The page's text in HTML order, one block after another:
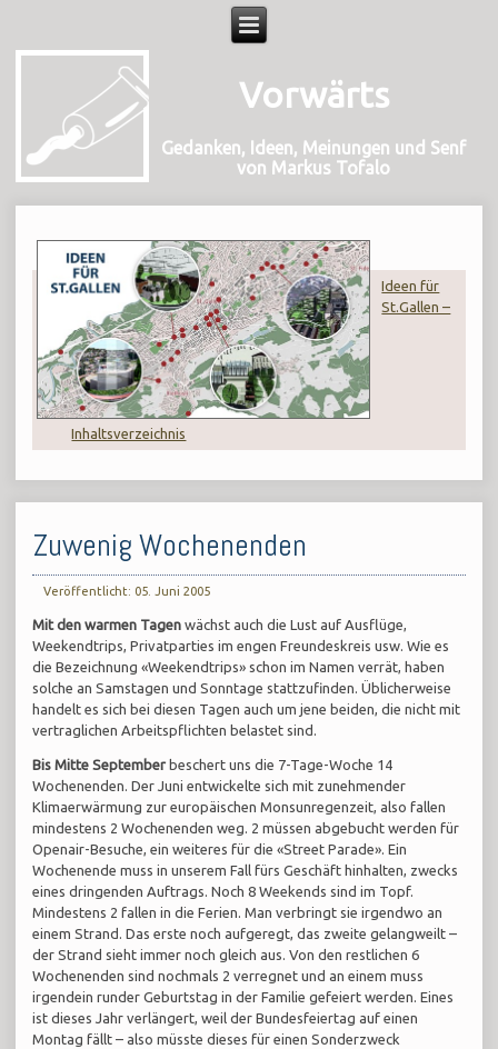
Vorwärts
Gedanken, Ideen, Meinungen und Senf
von Markus Tofalo
Ideen für
St.Gallen –
Inhaltsverzeichnis
Zuwenig Wochenenden
Veröffentlicht: 05. Juni 2005
Mit den warmen Tagen wächst auch die Lust auf Ausflüge,
Weekendtrips, Privatparties im engen Freundeskreis usw. Wie es
die Bezeichnung «Weekendtrips» schon im Namen verrät, haben
solche an Samstagen und Sonntage stattzufinden. Üblicherweise
handelt es sich bei diesen Tagen auch um jene beiden, die nicht mit
vertraglichen Arbeitspflichten belastet sind.
Bis Mitte September beschert uns die 7-Tage-Woche 14
Wochenenden. Der Juni entwickelte sich mit zunehmender
Klimaerwärmung zur europäischen Monsunregenzeit, also fallen
mindestens 2 Wochenenden weg. 2 müssen abgebucht werden für
Openair-Besuche, ein weiteres für die «Street Parade». Ein
Wochenende muss in unserem Fall fürs Geschäft hinhalten, zwecks
eines dringenden Auftrags. Noch 8 Weekends sind im Topf.
Mindestens 2 fallen in die Ferien. Man verbringt sie irgendwo an
einem Strand. Das erste noch aufgeregt, das zweite gelangweilt –
der Strand sieht immer noch gleich aus. Von den restlichen 6
Wochenenden sind nochmals 2 verregnet und an einem muss
irgendein runder Geburtstag in der Familie gefeiert werden. Eines
ist dieses Jahr verlängert, weil der Bundesfeiertag auf einen
Montag fällt – also müsste dieses für einen Sonderzweck